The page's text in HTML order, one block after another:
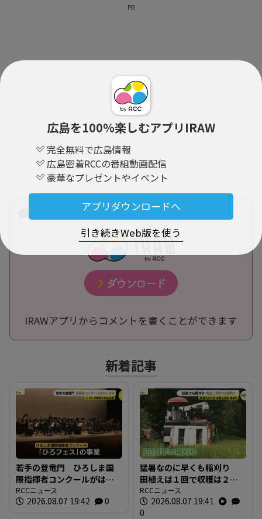
広島を100％楽しむアプリIRAW
完全無料で広島情報
広島密着RCCの番組動画配信
豪華なプレゼントやイベント
アプリダウンロードへ
引き続きWeb版を使う
PR
コメント （0）
IRAWアプリからコメントを書くことができます
新着記事
若手の登竜門 ひろしま国
際指揮者コンクールがはじ
まる 表現力や指揮の技術
を競う 広島市
RCCニュース
2026.08.07 19:42 0
猛暑なのに早くも稲刈り
田植えは１回で収穫は２
回 コメの再生二期作の成
果は 広島県尾道市
RCCニュース
2026.08.07 19:41
0